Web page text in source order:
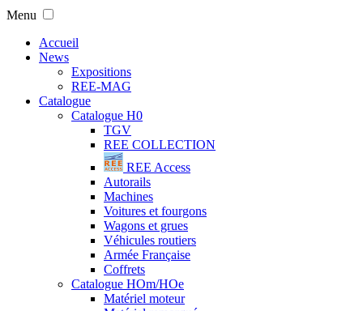
Menu
Accueil
News
Expositions
REE-MAG
Catalogue
Catalogue H0
TGV
REE COLLECTION
REE Access
Autorails
Machines
Voitures et fourgons
Wagons et grues
Véhicules routiers
Armée Française
Coffrets
Catalogue HOm/HOe
Matériel moteur